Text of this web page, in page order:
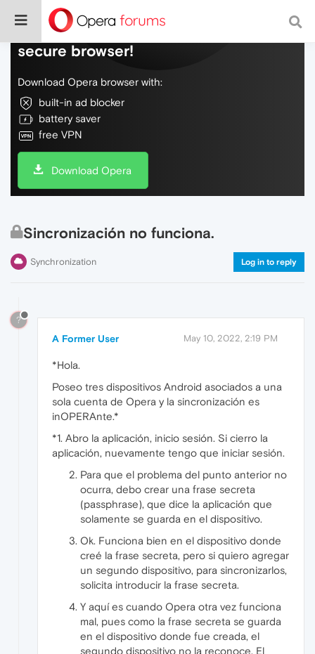
Do more on the web, with a fast and
secure browser!
Download Opera browser with:
built-in ad blocker
battery saver
free VPN
Download Opera
Sincronización no funciona.
Synchronization Log in to reply
?
A Former User May 10, 2022, 2:19 PM
*Hola.
Poseo tres dispositivos Android asociados a una
sola cuenta de Opera y la sincronización es
inOPERAnte.*
*1. Abro la aplicación, inicio sesión. Si cierro la
aplicación, nuevamente tengo que iniciar sesión.
Para que el problema del punto anterior no
ocurra, debo crear una frase secreta
(passphrase), que dice la aplicación que
solamente se guarda en el dispositivo.
Ok. Funciona bien en el dispositivo donde
creé la frase secreta, pero si quiero agregar
un segundo dispositivo, para sincronizarlos,
solicita introducir la frase secreta.
Y aquí es cuando Opera otra vez funciona
mal, pues como la frase secreta se guarda
en el dispositivo donde fue creada, el
segundo dispositivo no la reconoce. El